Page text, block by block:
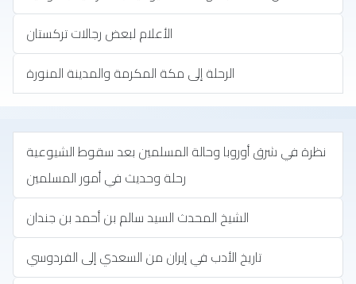
الأعلام لبعض رجالات تركستان
الرحلة إلى مكة المكرمة والمدينة المنورة
نظرة في شرق أوروبا وحالة المسلمين بعد سقوط الشيوعية
رحلة وحديث في أمور المسلمين
الشيخ المحدث السيد سالم بن أحمد بن جندان
تاريخ الأدب في إيران من السعدي إلى الفردوسي